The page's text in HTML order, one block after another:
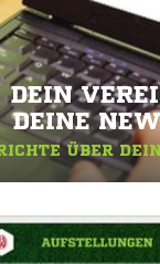
DEIN
DEINE
ÜBER